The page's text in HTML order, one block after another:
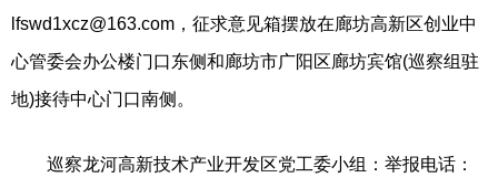
lfswd1xcz@163.com ，征求意见箱摆放在廊坊高新区创业中
心管委会办公楼门口东侧和廊坊市广阳区廊坊宾馆(巡察组驻
地)接待中心门口南侧。
巡察龙河高新技术产业开发区党工委小组：举报电话：